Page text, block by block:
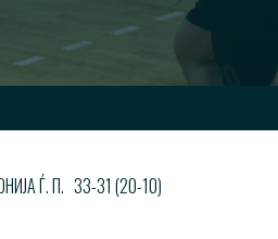
Ѓ. П. 33-31 (20-10)